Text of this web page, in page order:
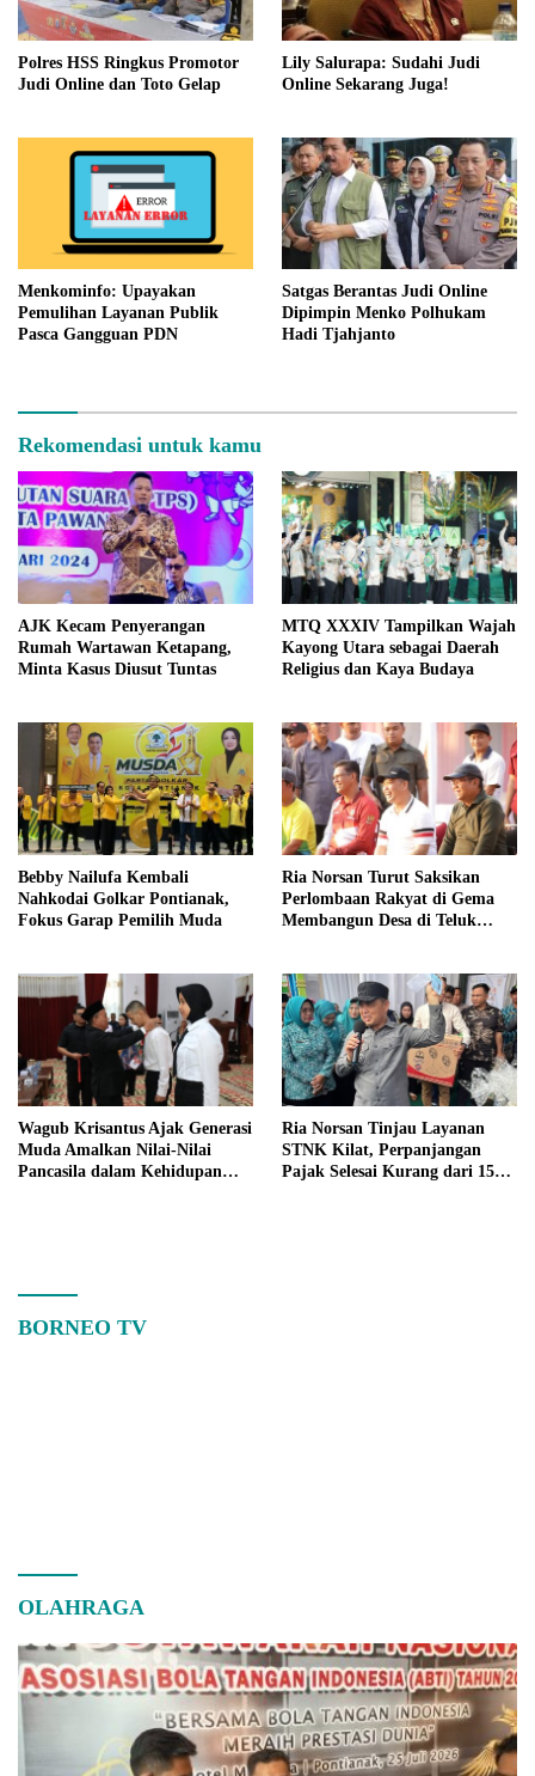
Polres HSS Ringkus Promotor
Judi Online dan Toto Gelap
Lily Salurapa: Sudahi Judi
Online Sekarang Juga!
Menkominfo: Upayakan
Pemulihan Layanan Publik
Pasca Gangguan PDN
Satgas Berantas Judi Online
Dipimpin Menko Polhukam
Hadi Tjahjanto
Rekomendasi untuk kamu
AJK Kecam Penyerangan
Rumah Wartawan Ketapang,
Minta Kasus Diusut Tuntas
MTQ XXXIV Tampilkan Wajah
Kayong Utara sebagai Daerah
Religius dan Kaya Budaya
Bebby Nailufa Kembali
Nahkodai Golkar Pontianak,
Fokus Garap Pemilih Muda
Ria Norsan Turut Saksikan
Perlombaan Rakyat di Gema
Membangun Desa di Teluk
Wagub Krisantus Ajak Generasi
Muda Amalkan Nilai-Nilai
Pancasila dalam Kehidupan
Ria Norsan Tinjau Layanan
STNK Kilat, Perpanjangan
Pajak Selesai Kurang dari 15
BORNEO TV
OLAHRAGA